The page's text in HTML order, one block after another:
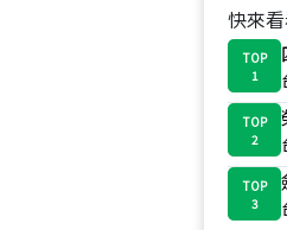
快來
TOP
1
TOP
2
TOP
3